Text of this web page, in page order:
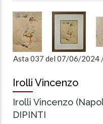
Asta 037 del 07/06/2024
Irolli Vincenzo
Irolli Vincenzo
DIPINTI